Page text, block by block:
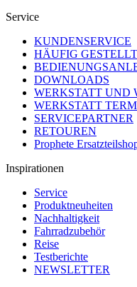
Service
KUNDENSERVICE
HÄUFIG
DOWNLOADS
WERKSTATT UND
WERKSTATT
SERVICEPARTNER
RETOUREN
Prophete
Inspirationen
Service
Produktneuheiten
Nachhaltigkeit
Fahrradzubehör
Reise
Testberichte
NEWSLETTER